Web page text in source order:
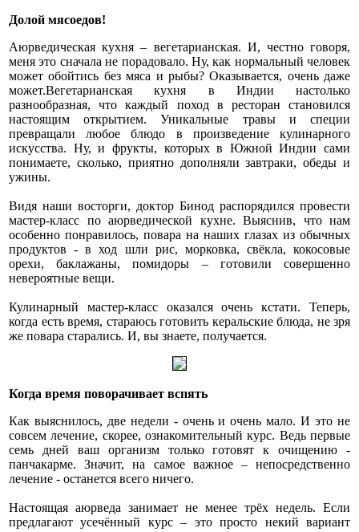
Долой мясоедов!
Аюрведическая кухня – вегетарианская. И, честно говоря,
меня это сначала не порадовало. Ну, как нормальный человек
может обойтись без мяса и рыбы? Оказывается, очень даже
может.Вегетарианская кухня в Индии настолько
разнообразная, что каждый поход в ресторан становился
настоящим открытием. Уникальные травы и специи
превращали любое блюдо в произведение кулинарного
искусства. Ну, и фрукты, которых в Южной Индии сами
понимаете, сколько, приятно дополняли завтраки, обеды и
ужины.
Видя наши восторги, доктор Бинод распорядился провести
мастер-класс по аюрведической кухне. Выяснив, что нам
особенно понравилось, повара на наших глазах из обычных
продуктов - в ход шли рис, морковка, свёкла, кокосовые
орехи, баклажаны, помидоры – готовили совершенно
невероятные вещи.
Кулинарный мастер-класс оказался очень кстати. Теперь,
когда есть время, стараюсь готовить керальские блюда, не зря
же повара старались. И, вы знаете, получается.
Когда время поворачивает вспять
Как выяснилось, две недели - очень и очень мало. И это не
совсем лечение, скорее, ознакомительный курс. Ведь первые
семь дней ваш организм только готовят к очищению -
панчакарме. Значит, на самое важное – непосредственно
лечение - останется всего ничего.
Настоящая аюрведа занимает не менее трёх недель. Если
предлагают усечённый курс – это просто некий вариант